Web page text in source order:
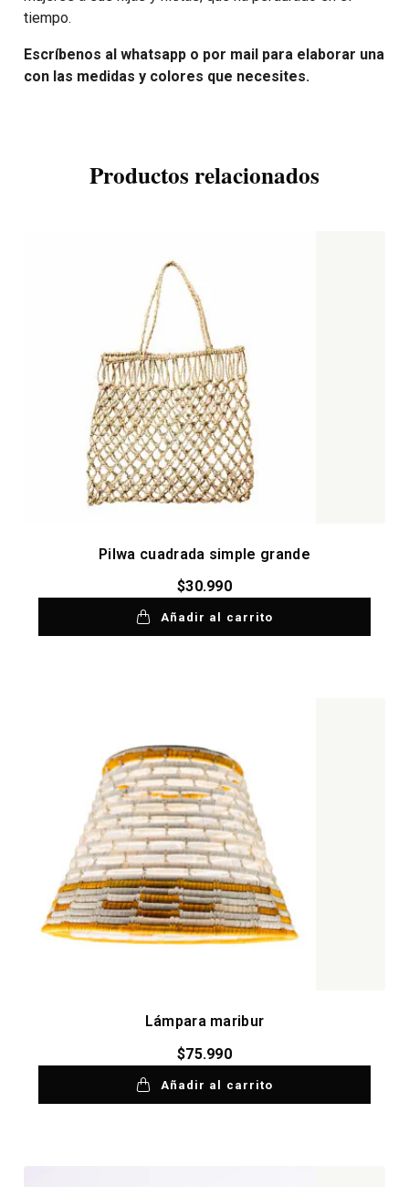
tiempo.
Escríbenos al whatsapp o por mail para elaborar una
con las medidas y colores que necesites.
Productos relacionados
Pilwa cuadrada simple grande
$30.990
Añadir al carrito
Lámpara maribur
$75.990
Añadir al carrito